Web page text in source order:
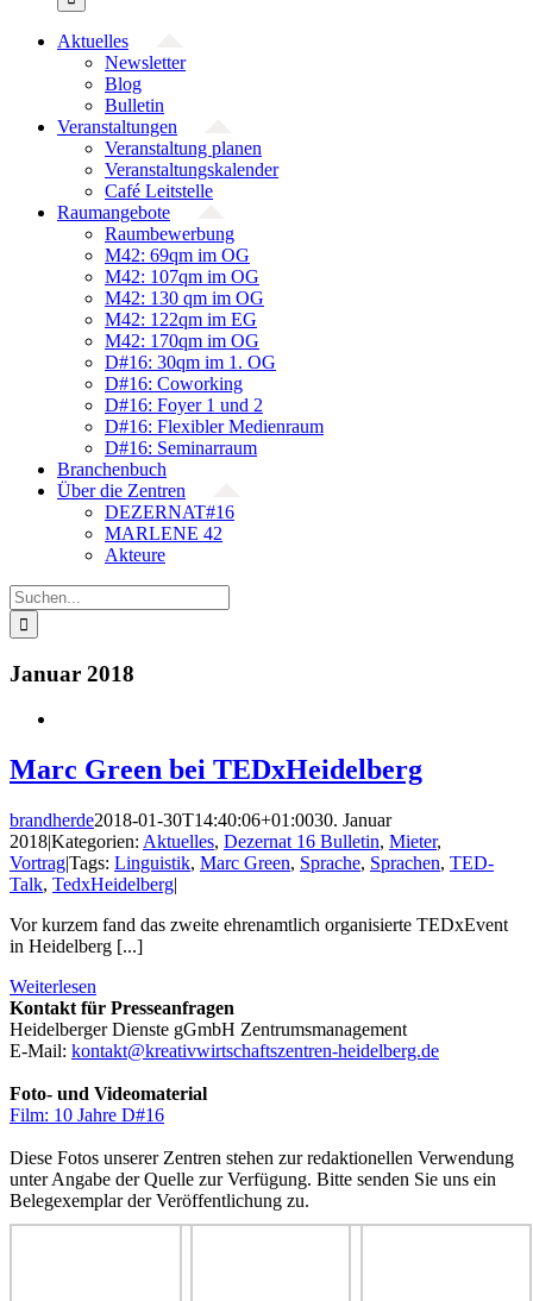
Aktuelles
Newsletter
Blog
Bulletin
Veranstaltungen
Veranstaltung planen
Veranstaltungskalender
Café Leitstelle
Raumangebote
Raumbewerbung
M42: 69qm im OG
M42: 107qm im OG
M42: 130 qm im OG
M42: 122qm im EG
M42: 170qm im OG
D#16: 30qm im 1. OG
D#16: Coworking
D#16: Foyer 1 und 2
D#16: Flexibler Medienraum
D#16: Seminarraum
Branchenbuch
Über die Zentren
DEZERNAT#16
MARLENE 42
Akteure
Suche
nach:
Januar 2018
Marc Green bei TEDxHeidelberg
brandherde2018-01-30T14:40:06+01:0030. Januar
2018|Kategorien: Aktuelles, Dezernat 16 Bulletin, Mieter,
Vortrag|Tags: Linguistik, Marc Green, Sprache, Sprachen, TED-
Talk, TedxHeidelberg|
Vor kurzem fand das zweite ehrenamtlich organisierte TEDxEvent
in Heidelberg [...]
Weiterlesen
Kontakt für Presseanfragen
Heidelberger Dienste gGmbH Zentrumsmanagement
E-Mail: kontakt@kreativwirtschaftszentren-heidelberg.de
Foto- und Videomaterial
Film: 10 Jahre D#16
Diese Fotos unserer Zentren stehen zur redaktionellen Verwendung
unter Angabe der Quelle zur Verfügung. Bitte senden Sie uns ein
Belegexemplar der Veröffentlichung zu.